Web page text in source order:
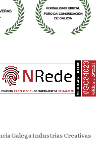
Galega Industrias Creativas